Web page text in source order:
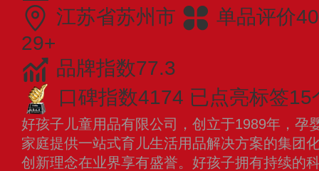
江苏省苏州市
单品评价
29+
品牌指数77.3
口碑指数4174 已点亮标签15
好孩子儿童用品有限公司，创立于1989年，孕
家庭提供一站式育儿生活用品解决方案的集团
创新理念在业界享有盛誉。好孩子拥有持续的